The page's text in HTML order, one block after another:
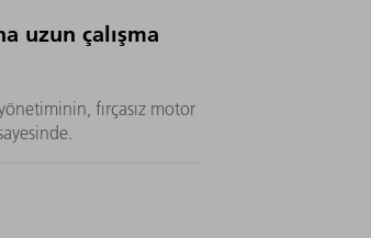
uzun çalışma
fırçasız motor